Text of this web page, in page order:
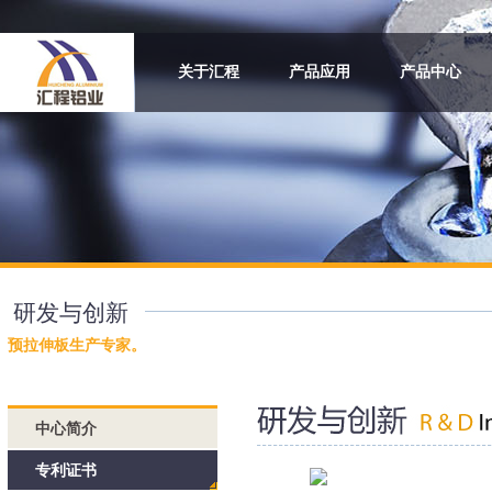
关于汇程 产品应用 产品中心
研发与创新
预拉伸板生产专家。
中心简介
专利证书